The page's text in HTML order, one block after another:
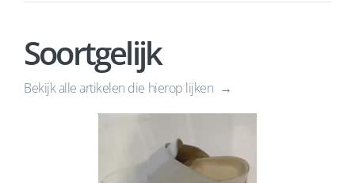
Soortgelijk
Bekijk alle artikelen die hierop lijken